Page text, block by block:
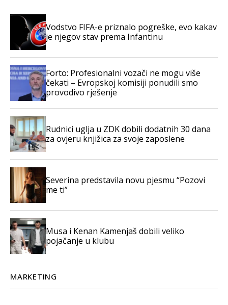
Vodstvo FIFA-e priznalo pogreške, evo kakav
je njegov stav prema Infantinu
Forto: Profesionalni vozači ne mogu više
čekati – Evropskoj komisiji ponudili smo
provodivo rješenje
Rudnici uglja u ZDK dobili dodatnih 30 dana
za ovjeru knjižica za svoje zaposlene
Severina predstavila novu pjesmu “Pozovi
me ti”
Musa i Kenan Kamenjaš dobili veliko
pojačanje u klubu
MARKETING